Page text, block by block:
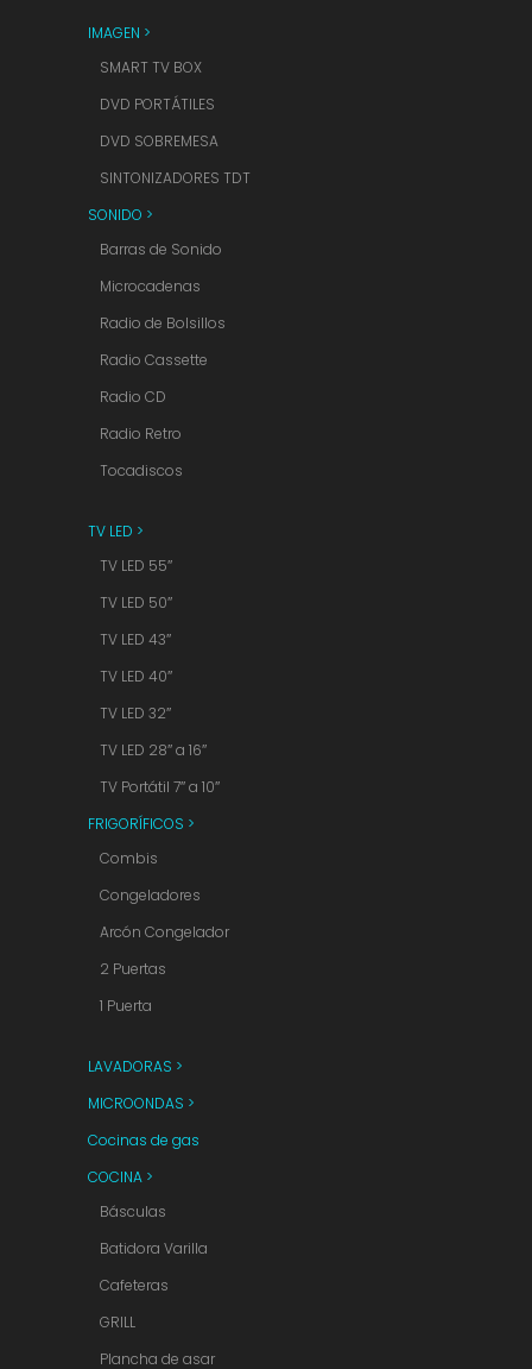
IMAGEN >
SMART TV BOX
DVD PORTÁTILES
DVD SOBREMESA
SINTONIZADORES TDT
SONIDO >
Barras de Sonido
Microcadenas
Radio de Bolsillos
Radio Cassette
Radio CD
Radio Retro
Tocadiscos
TV LED >
TV LED 55″
TV LED 50″
TV LED 43″
TV LED 40″
TV LED 32″
TV LED 28″ a 16″
TV Portátil 7″ a 10″
FRIGORÍFICOS >
Combis
Congeladores
Arcón Congelador
2 Puertas
1 Puerta
LAVADORAS >
MICROONDAS >
Cocinas de gas
COCINA >
Básculas
Batidora Varilla
Cafeteras
GRILL
Plancha de asar